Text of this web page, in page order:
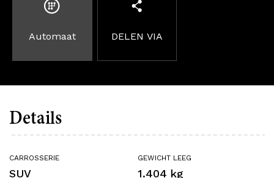
Automaat DELEN VIA
Details
CARROSSERIE
SUV
GEWICHT LEEG
1.404 kg